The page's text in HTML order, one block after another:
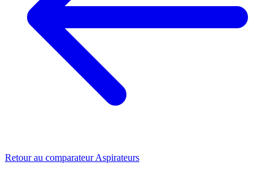
Retour au comparateur Aspirateurs